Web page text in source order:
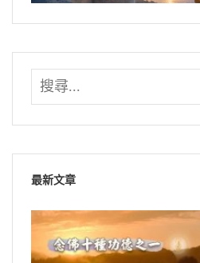
最新文章